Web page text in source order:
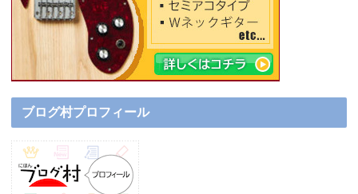
ブログ村プロフィール